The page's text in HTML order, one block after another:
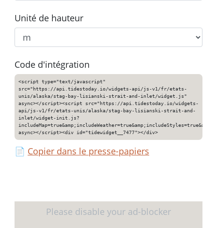
Unité de hauteur
Code d'intégration
<script type="text/javascript"
src="https://api.tidestoday.io/widgets-api/js-v1/fr/etats-
unis/alaska/stag-bay-lisianski-strait-and-inlet/widget.js"
async></script><script src="https://api.tidestoday.io/widgets-
api/js-v1/fr/etats-unis/alaska/stag-bay-lisianski-strait-and-
inlet/widget-init.js?
async></script><div id="tidewidget__7477"></div>
📄 Copier dans le presse-papiers